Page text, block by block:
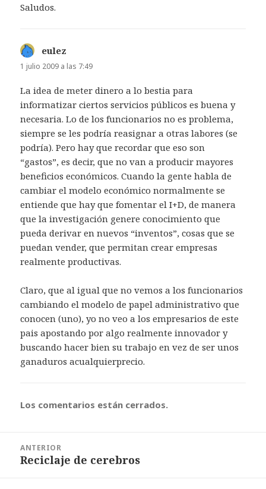
Saludos.
eulez
1 julio 2009 a las 7:49
La idea de meter dinero a lo bestia para
informatizar ciertos servicios públicos es buena y
necesaria. Lo de los funcionarios no es problema,
siempre se les podría reasignar a otras labores (se
podría). Pero hay que recordar que eso son
“gastos”, es decir, que no van a producir mayores
beneficios económicos. Cuando la gente habla de
cambiar el modelo económico normalmente se
entiende que hay que fomentar el I+D, de manera
que la investigación genere conocimiento que
pueda derivar en nuevos “inventos”, cosas que se
puedan vender, que permitan crear empresas
realmente productivas.
Claro, que al igual que no vemos a los funcionarios
cambiando el modelo de papel administrativo que
conocen (uno), yo no veo a los empresarios de este
pais apostando por algo realmente innovador y
buscando hacer bien su trabajo en vez de ser unos
ganaduros acualquierprecio.
Los comentarios están cerrados.
entradas
ANTERIOR
Entrada
Reciclaje de cerebros